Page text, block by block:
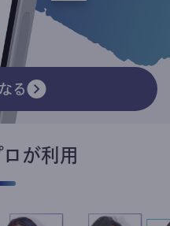
る
が利用